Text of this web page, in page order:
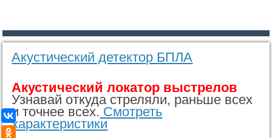
ВКонтакте
Одноклассники
Акустический детектор БПЛА
Акустический локатор выстрелов
Узнавай откуда стреляли, раньше всех
и точнее всех. Смотреть
характеристики